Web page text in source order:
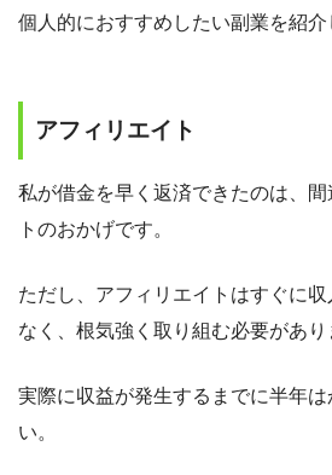
個人的におすすめしたい副業を紹介
アフィリエイト
私が借金を早く返済できたのは、
トのおかげです。
ただし、アフィリエイトはすぐに
なく、根気強く取り組む必要があり
実際に収益が発生するまでに半年
い。